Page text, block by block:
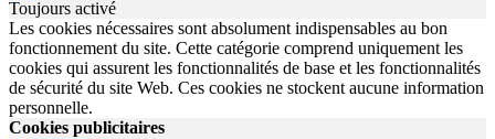
Toujours activé
Les cookies nécessaires sont absolument indispensables au bon
fonctionnement du site. Cette catégorie comprend uniquement les
cookies qui assurent les fonctionnalités de base et les fonctionnalités
de sécurité du site Web. Ces cookies ne stockent aucune information
personnelle.
Cookies publicitaires